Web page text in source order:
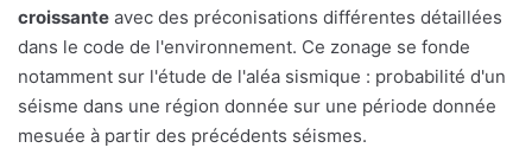
croissante avec des préconisations différentes détaillées
dans le code de l'environnement. Ce zonage se fonde
notamment sur l'étude de l'aléa sismique : probabilité d'un
séisme dans une région donnée sur une période donnée
mesuée à partir des précédents séismes.